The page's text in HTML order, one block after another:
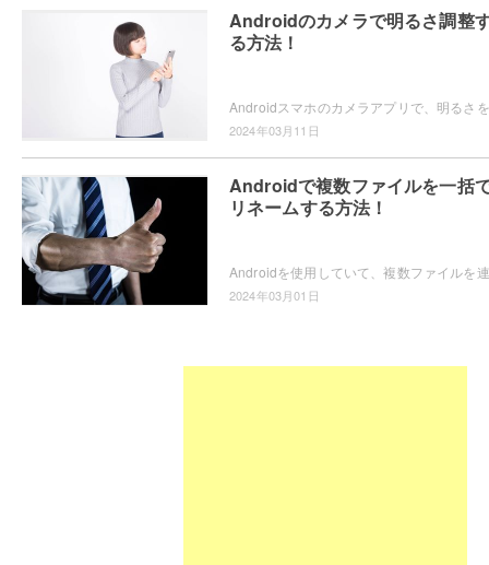
Androidのカメラで明るさ調整
る方法！
2024年03月11日
Androidで複数ファイルを一括
リネームする方法！
2024年03月01日